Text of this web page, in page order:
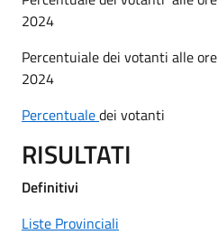
2024
Percentuiale dei votanti alle ore
2024
Percentualedei votanti
RISULTATI
Definitivi
Liste Provinciali